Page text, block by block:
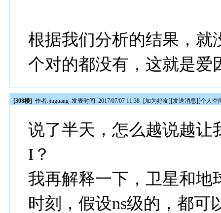
根据我们分析的结果，就
个对的都没有，这就是爱
[308楼] 作者:jiuguang 发表时间: 2017/07/07 11:38 [加为好友][发送消息][个人空
说了半天，怎么越说越让
I？
我再解释一下，卫星和地
时刻，假设ns级的，都可